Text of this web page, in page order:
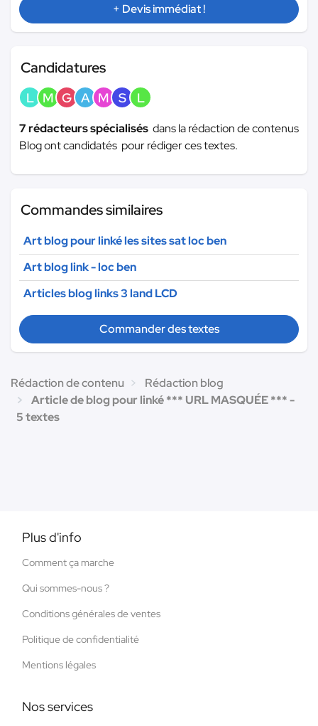
+ Devis immédiat !
Candidatures
L M G A M S L
7 rédacteurs spécialisés dans la rédaction de contenus
Blog ont candidatés pour rédiger ces textes.
Commandes similaires
Art blog pour linké les sites sat loc ben
Art blog link - loc ben
Articles blog links 3 land LCD
Commander des textes
Rédaction de contenu
Rédaction blog
Article de blog pour linké *** URL MASQUÉE *** -
5 textes
Plus d'info
Comment ça marche
Qui sommes-nous ?
Conditions générales de ventes
Politique de confidentialité
Mentions légales
Nos services